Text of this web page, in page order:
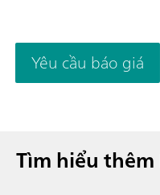
Yêu cầu báo giá
Tìm hiểu thêm